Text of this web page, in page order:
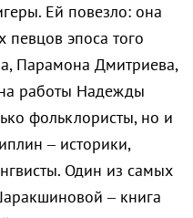
Ей повезло: она
певцов эпоса того
Парамона Дмитриева,
работы Надежды
фольклористы, но и
– историки,
Один из самых
– книга